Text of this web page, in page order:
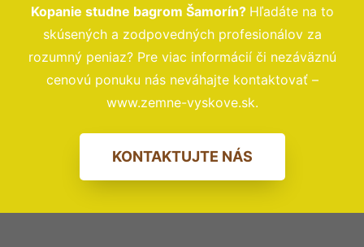
Kopanie studne bagrom Šamorín? Hľadáte na to
skúsených a zodpovedných profesionálov za
rozumný peniaz? Pre viac informácií či nezáväznú
cenovú ponuku nás neváhajte kontaktovať –
www.zemne-vyskove.sk.
KONTAKTUJTE NÁS